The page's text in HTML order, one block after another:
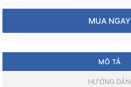
MUA NGAY
MÔ TẢ
HƯỚNG DẪN